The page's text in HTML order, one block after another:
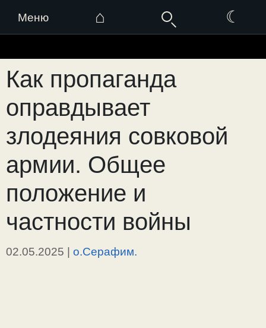
Меню ⌂ ☾
к
содержимому
Как пропаганда
оправдывает
злодеяния совковой
армии. Общее
положение и
частности войны
02.05.2025 | о.Серафим.